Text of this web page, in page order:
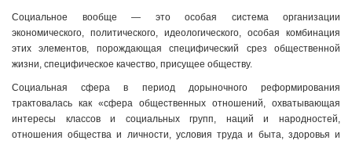
Социальное вообще — это особая система организации
экономического, политического, идеологического, особая комбинация
этих элементов, порождающая специфический срез общественной
жизни, специфическое качество, присущее обществу.
Социальная сфера в период дорыночного реформирования
трактовалась как «сфера общественных отношений, охватывающая
интересы классов и социальных групп, наций и народностей,
отношения общества и личности, условия труда и быта, здоровья и